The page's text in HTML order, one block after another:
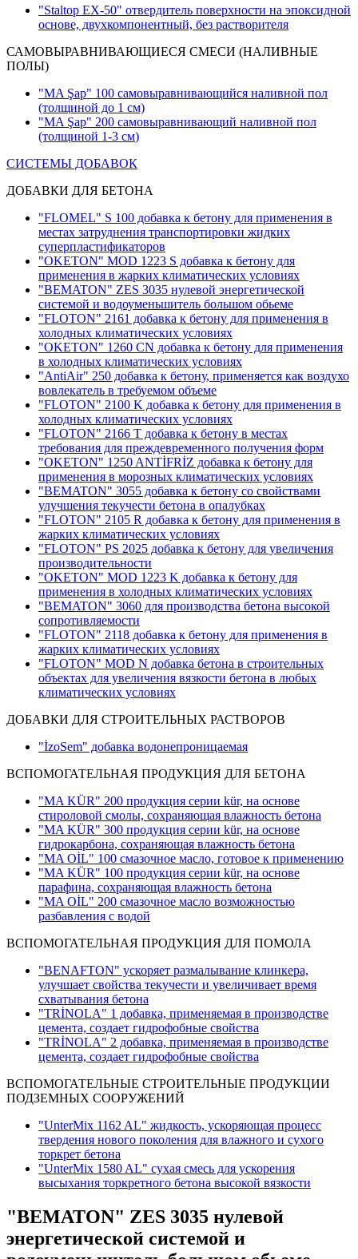
"Staltop EX-50" отвердитель поверхности на эпоксидной
основе, двухкомпонентный, без растворителя
САМОВЫРАВНИВАЮЩИЕСЯ СМЕСИ (НАЛИВНЫЕ
ПОЛЫ)
"MA Şap" 100 самовыравнивающийся наливной пол
(толщиной до 1 см)
"MA Şap" 200 самовыравнивающий наливной пол
(толщиной 1-3 см)
СИСТЕМЫ ДОБАВОК
ДОБАВКИ ДЛЯ БЕТОНА
"FLOMEL" S 100 добавка к бетону для применения в
местах затруднения транспортировки жидких
суперпластификаторов
"OKETON" MOD 1223 S добавка к бетону для
применения в жарких климатических условиях
"BEMATON" ZES 3035 нулевой энергетической
системой и водоуменьшитель большом обьеме
"FLOTON" 2161 добавка к бетону для применения в
холодных климатических условиях
"OKETON" 1260 CN добавка к бетону для применения
в холодных климатических условиях
"AntiAir" 250 добавка к бетону, применяется как воздухо
вовлекатель в требуемом объеме
"FLOTON" 2100 K добавка к бетону для применения в
холодных климатических условиях
"FLOTON" 2166 T добавка к бетону в местах
требования для преждевременного получения форм
"OKETON" 1250 ANTİFRİZ добавка к бетону для
применения в морозных климатических условиях
"BEMATON" 3055 добавка к бетону со свойствами
улучшения текучести бетона в опалубках
"FLOTON" 2105 R добавка к бетону для применения в
жарких климатических условиях
"FLOTON" PS 2025 добавка к бетону для увеличения
производительности
"OKETON" MOD 1223 K добавка к бетону для
применения в холодных климатических условиях
"BEMATON" 3060 для производства бетона высокой
сопротивляемости
"FLOTON" 2118 добавка к бетону для применения в
жарких климатических условиях
"FLOTON" MOD N добавка бетона в строительных
объектах для увеличения вязкости бетона в любых
климатических условиях
ДОБАВКИ ДЛЯ СТРОИТЕЛЬНЫХ РАСТВОРОВ
"İzoSem" добавка водонепроницаемая
ВСПОМОГАТЕЛЬНАЯ ПРОДУКЦИЯ ДЛЯ БЕТОНА
"MA KÜR" 200 продукция серии kür, на основе
стироловой смолы, сохраняющая влажность бетона
"MA KÜR" 300 продукция серии kür, на основе
гидрокарбона, сохраняющая влажность бетона
"MA OİL" 100 смазочное масло, готовое к применению
"MA KÜR" 100 продукция серии kür, на основе
парафина, сохраняющая влажность бетона
"MA OİL" 200 смазочное масло возможностью
разбавления с водой
ВСПОМОГАТЕЛЬНАЯ ПРОДУКЦИЯ ДЛЯ ПОМОЛА
"BENAFTON" ускоряет размалывание клинкера,
улучшает свойства текучести и увеличивает время
схватывания бетона
"TRİNOLA" 1 добавка, применяемая в производстве
цемента, создает гидрофобные свойства
"TRİNOLA" 2 добавка, применяемая в производстве
цемента, создает гидрофобные свойства
ВСПОМОГАТЕЛЬНЫЕ СТРОИТЕЛЬНЫЕ ПРОДУКЦИИ
ПОДЗЕМНЫХ СООРУЖЕНИЙ
"UnterMix 1162 AL" жидкость, ускоряющая процесс
твердения нового поколения для влажного и сухого
торкрет бетона
"UnterMix 1580 AL" сухая смесь для ускорения
высыхания торкретного бетона высокой вязкости
"BEMATON" ZES 3035 нулевой
энергетической системой и